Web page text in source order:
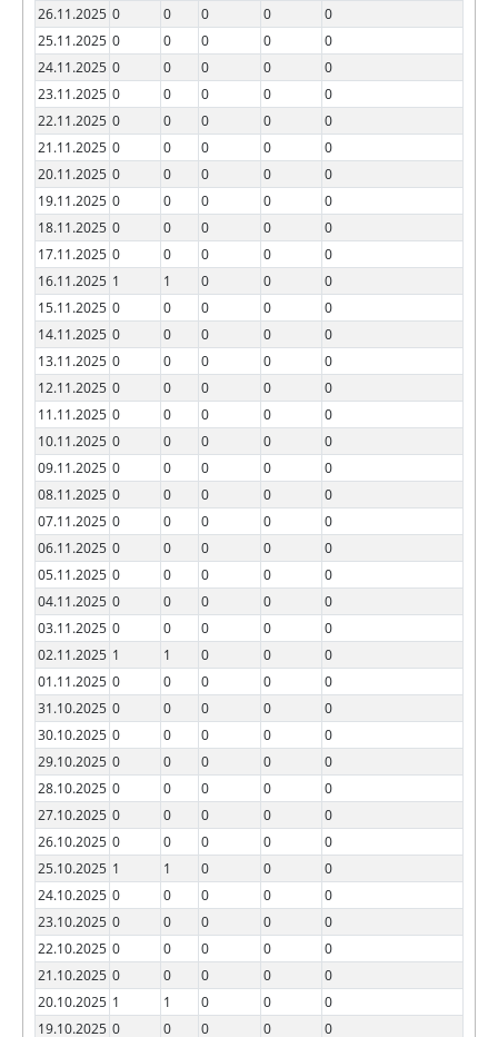
26.11.2025 0 0 0 0
0
25.11.2025 0 0 0 0
0
24.11.2025 0 0 0 0
0
23.11.2025 0 0 0 0
0
22.11.2025 0 0 0 0
0
21.11.2025 0 0 0 0
0
20.11.2025 0 0 0 0
0
19.11.2025 0 0 0 0
0
18.11.2025 0 0 0 0
0
17.11.2025 0 0 0 0
0
16.11.2025 1 1 0 0
0
15.11.2025 0 0 0 0
0
14.11.2025 0 0 0 0
0
13.11.2025 0 0 0 0
0
12.11.2025 0 0 0 0
0
11.11.2025 0 0 0 0
0
10.11.2025 0 0 0 0
0
09.11.2025 0 0 0 0
0
08.11.2025 0 0 0 0
0
07.11.2025 0 0 0 0
0
06.11.2025 0 0 0 0
0
05.11.2025 0 0 0 0
0
04.11.2025 0 0 0 0
0
03.11.2025 0 0 0 0
0
02.11.2025 1 1 0 0
0
01.11.2025 0 0 0 0
0
31.10.2025 0 0 0 0
0
30.10.2025 0 0 0 0
0
29.10.2025 0 0 0 0
0
28.10.2025 0 0 0 0
0
27.10.2025 0 0 0 0
0
26.10.2025 0 0 0 0
0
25.10.2025 1 1 0 0
0
24.10.2025 0 0 0 0
0
23.10.2025 0 0 0 0
0
22.10.2025 0 0 0 0
0
21.10.2025 0 0 0 0
0
20.10.2025 1 1 0 0
0
19.10.2025 0 0 0 0
0